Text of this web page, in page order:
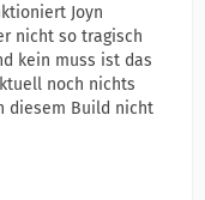
Joyn
nicht so tragisch
kein muss ist das
noch nichts
diesem Build nicht